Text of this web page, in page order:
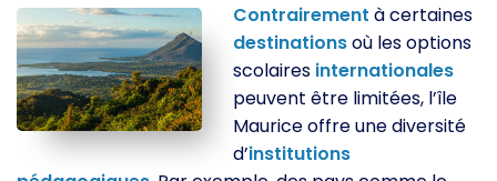
Contrairement à certaines
destinationsoù les options
scolaires internationales
peuvent être limitées, l’île
Maurice offre une diversité
d’institutions